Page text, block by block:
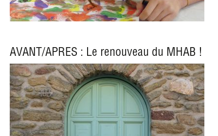
AVANT/APRES : Le renouveau du MHAB !